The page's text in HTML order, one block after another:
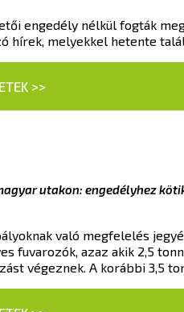
engedély nélkül fogták
hírek, melyekkel hetente
>>
utakon: engedélyhez
való megfelelés
fuvarozók, azaz akik 2,5
végeznek. A korábbi 3,5